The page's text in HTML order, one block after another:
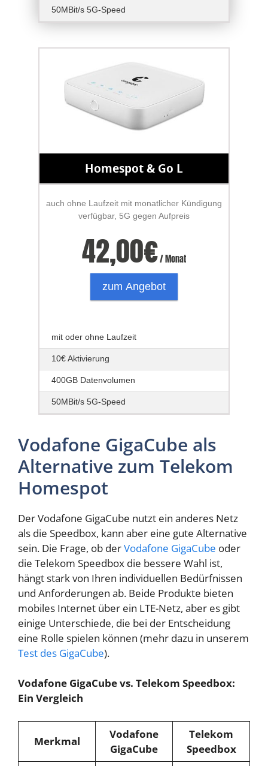
50MBit/s 5G-Speed
Homespot & Go L
auch ohne Laufzeit mit monatlicher Kündigung
verfügbar, 5G gegen Aufpreis
42,00€/ Monat
zum Angebot
mit oder ohne Laufzeit
10€ Aktivierung
400GB Datenvolumen
50MBit/s 5G-Speed
Vodafone GigaCube als
Alternative zum Telekom
Homespot
Der Vodafone GigaCube nutzt ein anderes Netz
als die Speedbox, kann aber eine gute Alternative
sein. Die Frage, ob derVodafone GigaCube oder
die Telekom Speedbox die bessere Wahl ist,
hängt stark von Ihren individuellen Bedürfnissen
und Anforderungen ab. Beide Produkte bieten
mobiles Internet über ein LTE-Netz, aber es gibt
einige Unterschiede, die bei der Entscheidung
eine Rolle spielen können (mehr dazu in unserem
Test des GigaCube).
Vodafone GigaCube vs. Telekom Speedbox:
Ein Vergleich
Merkmal
Vodafone
GigaCube
Telekom
Speedbox